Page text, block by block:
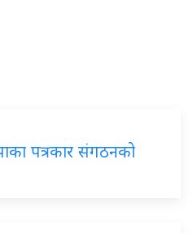
पत्रकार संगठनको